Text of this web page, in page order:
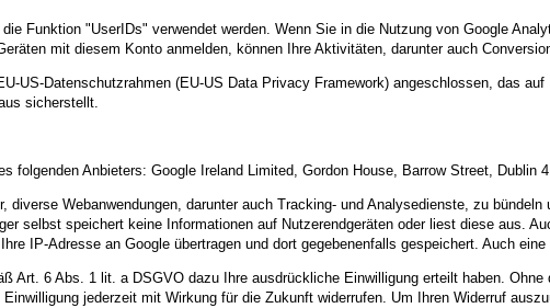
Funktion "UserIDs" verwendet werden. Wenn Sie in die Nutzung von Google
mit diesem Konto anmelden, können Ihre Aktivitäten, darunter auch
US-Datenschutzrahmen (EU-US Data Privacy Framework) angeschlossen, das
sicherstellt.
folgenden Anbieters: Google Ireland Limited, Gordon House, Barrow Street, Dublin
diverse Webanwendungen, darunter auch Tracking- und Analysedienste, zu
selbst speichert keine Informationen auf Nutzerendgeräten oder liest diese aus.
IP-Adresse an Google übertragen und dort gegebenenfalls gespeichert. Auch
Art. 6 Abs. 1 lit. a DSGVO dazu Ihre ausdrückliche Einwilligung erteilt haben.
jederzeit mit Wirkung für die Zukunft widerrufen. Um Ihren Widerruf